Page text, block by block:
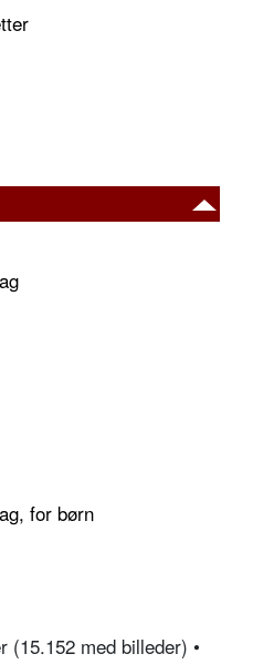
for børn
(15.152 med billeder) •